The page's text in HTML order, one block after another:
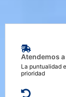
Atendemos
La puntualidad
prioridad